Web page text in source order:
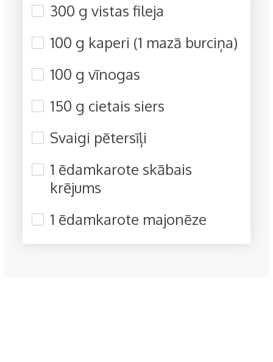
300 g vistas fileja
100 g kaperi (1 mazā burciņa)
100 g vīnogas
150 g cietais siers
Svaigi pētersīļi
1 ēdamkarote skābais
krējums
1 ēdamkarote majonēze